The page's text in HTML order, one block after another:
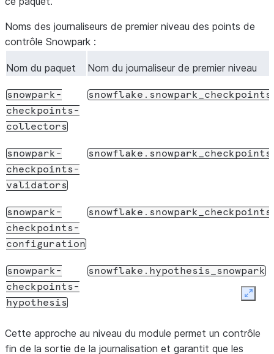
Noms des journaliseurs de premier niveau des points de
contrôle Snowpark :
Nom du paquet Nom du journaliseur de premier niveau
snowpark-
checkpoints-
collectors
snowpark-
checkpoints-
validators
snowflake.snowpark_checkpoints
snowpark-
checkpoints-
configuration
snowpark-
checkpoints-
hypothesis
snowflake.hypothesis_snowpark
Cette approche au niveau du module permet un contrôle
fin de la sortie de la journalisation et garantit que les